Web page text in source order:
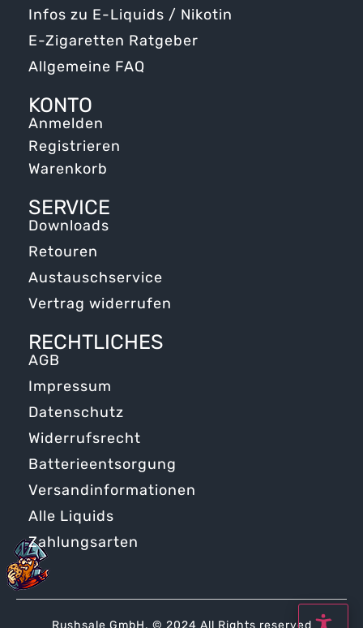
Infos zu E-Liquids / Nikotin
E-Zigaretten Ratgeber
Allgemeine FAQ
KONTO
Anmelden
Registrieren
Warenkorb
SERVICE
Downloads
Retouren
Austauschservice
Vertrag widerrufen
RECHTLICHES
AGB
Impressum
Datenschutz
Widerrufsrecht
Batterieentsorgung
Versandinformationen
Alle Liquids
Zahlungsarten
Rushsale GmbH. © 2024 All Rights reserved